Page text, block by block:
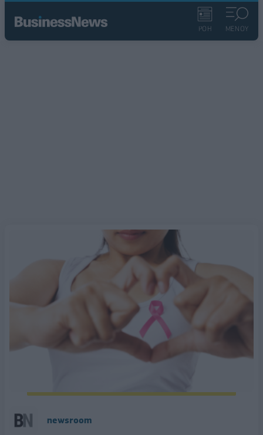
ΡΟΗ ΜΕΝΟΥ
newsroom